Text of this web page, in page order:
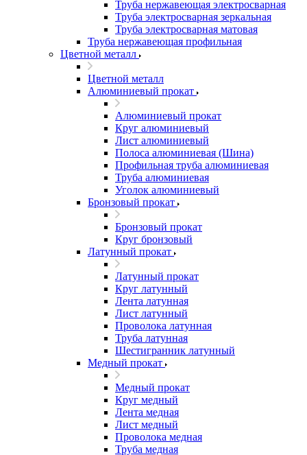
Труба нержавеющая электросварная
Труба электросварная зеркальная
Труба электросварная матовая
Труба нержавеющая профильная
Цветной металл
Цветной металл
Алюминиевый прокат
Алюминиевый прокат
Круг алюминиевый
Лист алюминиевый
Полоса алюминиевая (Шина)
Профильная труба алюминиевая
Труба алюминиевая
Уголок алюминиевый
Бронзовый прокат
Бронзовый прокат
Круг бронзовый
Латунный прокат
Латунный прокат
Круг латунный
Лента латунная
Лист латунный
Проволока латунная
Труба латунная
Шестигранник латунный
Медный прокат
Медный прокат
Круг медный
Лента медная
Лист медный
Проволока медная
Труба медная